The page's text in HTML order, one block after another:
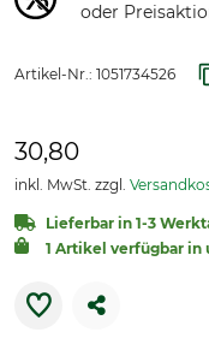
oder
Artikel-Nr.: 1051734526
30,80
inkl. MwSt. zzgl.
Lieferbar in 1-3
1 Artikel verfügbar in